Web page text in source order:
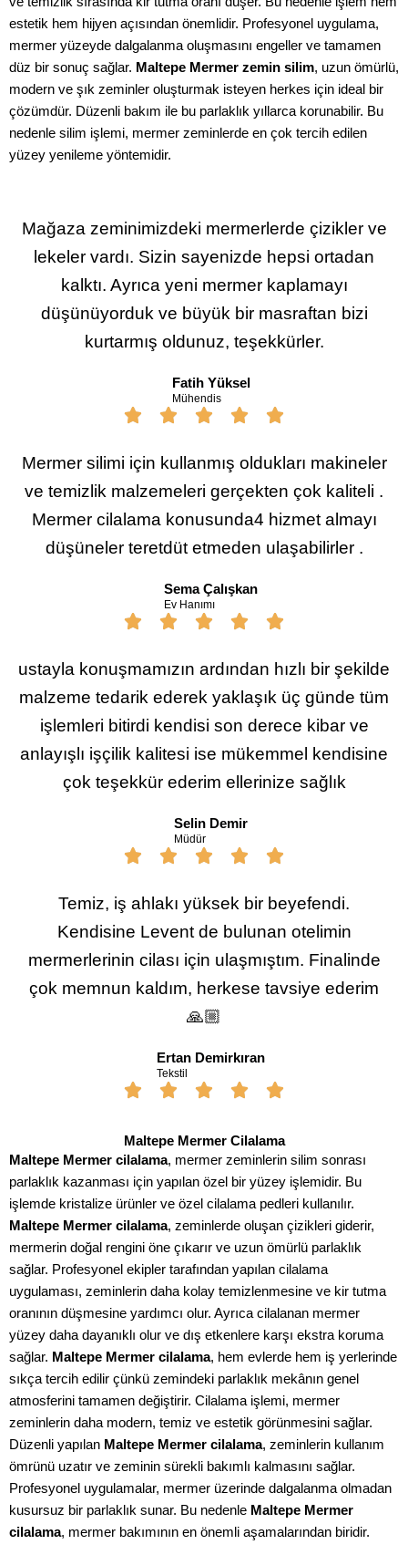
estetik hem hijyen açısından önemlidir. Profesyonel uygulama,
mermer yüzeyde dalgalanma oluşmasını engeller ve tamamen
düz bir sonuç sağlar. Maltepe Mermer zemin silim, uzun ömürlü,
modern ve şık zeminler oluşturmak isteyen herkes için ideal bir
çözümdür. Düzenli bakım ile bu parlaklık yıllarca korunabilir. Bu
nedenle silim işlemi, mermer zeminlerde en çok tercih edilen
yüzey yenileme yöntemidir.
Mağaza zeminimizdeki mermerlerde çizikler ve
lekeler vardı. Sizin sayenizde hepsi ortadan
kalktı. Ayrıca yeni mermer kaplamayı
düşünüyorduk ve büyük bir masraftan bizi
kurtarmış oldunuz, teşekkürler.
Fatih Yüksel
Mühendis
Mermer silimi için kullanmış oldukları makineler
ve temizlik malzemeleri gerçekten çok kaliteli .
Mermer cilalama konusunda4 hizmet almayı
düşüneler teretdüt etmeden ulaşabilirler .
Sema Çalışkan
Ev Hanımı
ustayla konuşmamızın ardından hızlı bir şekilde
malzeme tedarik ederek yaklaşık üç günde tüm
işlemleri bitirdi kendisi son derece kibar ve
anlayışlı işçilik kalitesi ise mükemmel kendisine
çok teşekkür ederim ellerinize sağlık
Selin Demir
Müdür
Temiz, iş ahlakı yüksek bir beyefendi.
Kendisine Levent de bulunan otelimin
mermerlerinin cilası için ulaşmıştım. Finalinde
çok memnun kaldım, herkese tavsiye ederim
🙏🏼
Ertan Demirkıran
Tekstil
Maltepe Mermer Cilalama
Maltepe Mermer cilalama, mermer zeminlerin silim sonrası
parlaklık kazanması için yapılan özel bir yüzey işlemidir. Bu
işlemde kristalize ürünler ve özel cilalama pedleri kullanılır.
Maltepe Mermer cilalama, zeminlerde oluşan çizikleri giderir,
mermerin doğal rengini öne çıkarır ve uzun ömürlü parlaklık
sağlar. Profesyonel ekipler tarafından yapılan cilalama
uygulaması, zeminlerin daha kolay temizlenmesine ve kir tutma
oranının düşmesine yardımcı olur. Ayrıca cilalanan mermer
yüzey daha dayanıklı olur ve dış etkenlere karşı ekstra koruma
sağlar. Maltepe Mermer cilalama, hem evlerde hem iş yerlerinde
sıkça tercih edilir çünkü zemindeki parlaklık mekânın genel
atmosferini tamamen değiştirir. Cilalama işlemi, mermer
zeminlerin daha modern, temiz ve estetik görünmesini sağlar.
Düzenli yapılan Maltepe Mermer cilalama, zeminlerin kullanım
ömrünü uzatır ve zeminin sürekli bakımlı kalmasını sağlar.
Profesyonel uygulamalar, mermer üzerinde dalgalanma olmadan
kusursuz bir parlaklık sunar. Bu nedenle Maltepe Mermer
cilalama, mermer bakımının en önemli aşamalarından biridir.